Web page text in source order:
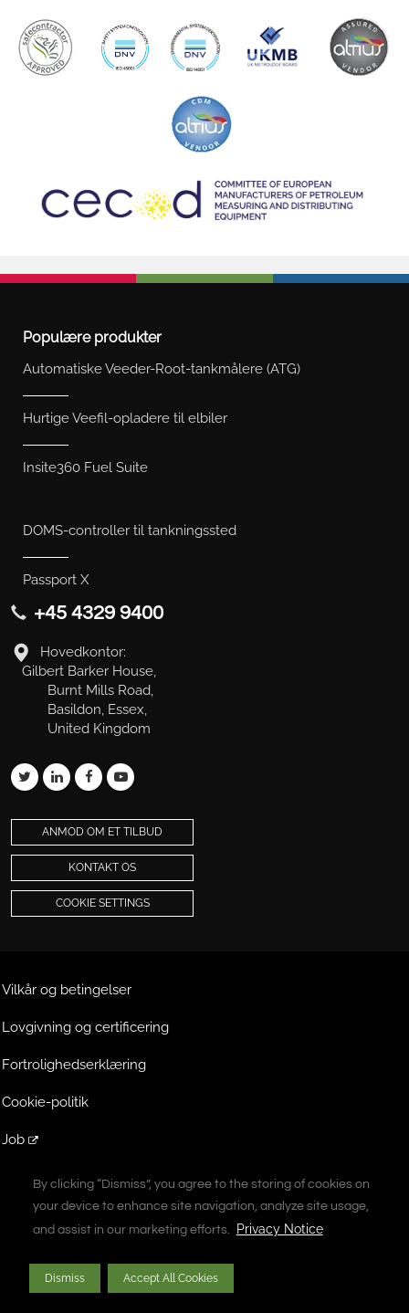
By clicking “Dismiss”, you agree to the storing of cookies on
your device to enhance site navigation, analyze site usage,
and assist in our marketing efforts.
Privacy Notice
Dismiss Accept All Cookies
By clicking “Dismiss”, you agree to the storing of cookies on
your device to enhance site navigation, analyze site usage,
and assist in our marketing efforts.
Privacy Notice
Dismiss Accept All Cookies
Populære produkter
Automatiske Veeder-Root-tankmålere (ATG)
Hurtige Veefil-opladere til elbiler
Insite360 Fuel Suite
DOMS-controller til tankningssted
Passport X
+45 4329 9400
Hovedkontor:
Gilbert Barker House,
Burnt Mills Road,
Basildon, Essex,
United Kingdom
ANMOD OM ET TILBUD
KONTAKT OS
COOKIE SETTINGS
Vilkår og betingelser
Lovgivning og certificering
Fortrolighedserklæring
Cookie-politik
Job
Extranet
A Vontier Company
Copyright © 2026 Gilbarco Inc. Alle rettigheder forbeholdes. Uautoriseret
duplikering er ikke tilladt.